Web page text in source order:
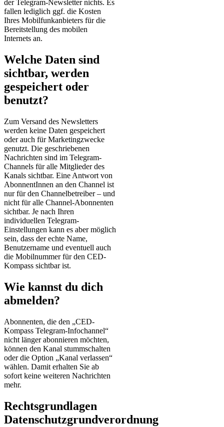
der Telegram-Newsletter nichts. Es
fallen lediglich ggf. die Kosten
Ihres Mobilfunkanbieters für die
Bereitstellung des mobilen
Internets an.
Welche Daten sind
sichtbar, werden
gespeichert oder
benutzt?
Zum Versand des Newsletters
werden keine Daten gespeichert
oder auch für Marketingzwecke
genutzt. Die geschriebenen
Nachrichten sind im Telegram-
Channels für alle Mitglieder des
Kanals sichtbar. Eine Antwort von
AbonnentInnen an den Channel ist
nur für den Channelbetreiber – und
nicht für alle Channel-Abonnenten
sichtbar. Je nach Ihren
individuellen Telegram-
Einstellungen kann es aber möglich
sein, dass der echte Name,
Benutzername und eventuell auch
die Mobilnummer für den CED-
Kompass sichtbar ist.
Wie kannst du dich
abmelden?
Abonnenten, die den „CED-
Kompass Telegram-Infochannel“
nicht länger abonnieren möchten,
können den Kanal stummschalten
oder die Option „Kanal verlassen“
wählen. Damit erhalten Sie ab
sofort keine weiteren Nachrichten
mehr.
Rechtsgrundlagen
Datenschutzgrundverordnung